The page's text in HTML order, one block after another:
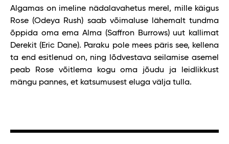
Algamas on imeline nädalavahetus merel, mille käigus
Rose (Odeya Rush) saab võimaluse lähemalt tundma
õppida oma ema Alma (Saffron Burrows) uut kallimat
Derekit (Eric Dane). Paraku pole mees päris see, kellena
ta end esitlenud on, ning lõdvestava seilamise asemel
peab Rose võitlema kogu oma jõudu ja leidlikkust
mängu pannes, et katsumusest eluga välja tulla.